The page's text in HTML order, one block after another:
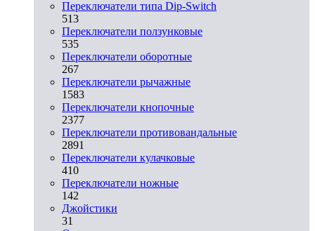
Переключатели типа Dip-Switch
513
Переключатели ползунковые
535
Переключатели оборотные
267
Переключатели рычажные
1583
Переключатели кнопочные
2377
Переключатели противовандальные
2891
Переключатели кулачковые
410
Переключатели ножные
142
Джойстики
31